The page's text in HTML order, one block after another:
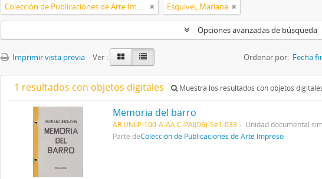
Colección de Publicaciones de Arte Impreso Esquivel, Mariana
Opciones avanzadas de búsqueda
Imprimir vista previa Ver : Ordenar por: Fecha
1 resultados con objetos digitales Muestra los resultados con objetos
Memoria del barro
AR UNLP-100-A-AA C-PAI(06)-Se1-033 Unidad documental
Parte deColección de Publicaciones de Arte Impreso